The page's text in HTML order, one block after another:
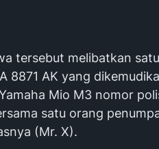
tersebut melibatkan
8871 AK yang
Mio M3 nomor
satu orang
(Mr. X).